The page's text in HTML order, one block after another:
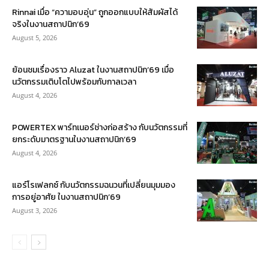
Rinnai เมื่อ “ความอบอุ่น” ถูกออกแบบให้สัมผัสได้
จริงในงานสถาปนิก’69
August 5, 2026
ย้อนชมเรื่องราว Aluzat ในงานสถาปนิก’69 เมื่อ
นวัตกรรมเติบโตไปพร้อมกับกาลเวลา
August 4, 2026
POWERTEX พาร์ทเนอร์ช่างก่อสร้าง กับนวัตกรรมที่
ยกระดับมาตรฐานในงานสถาปนิก’69
August 4, 2026
แอร์โรเฟลกซ์ กับนวัตกรรมฉนวนที่เปลี่ยนมุมมอง
การอยู่อาศัย ในงานสถาปนิก’69
August 3, 2026